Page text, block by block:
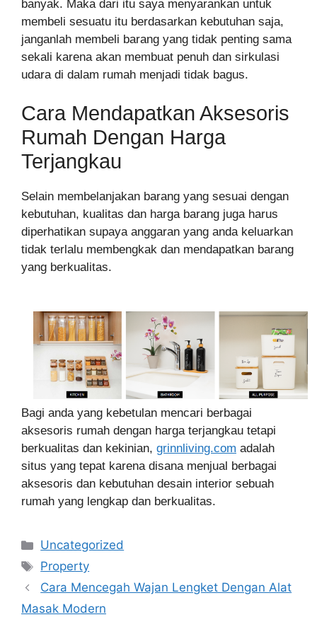
banyak. Maka dari itu saya menyarankan untuk
membeli sesuatu itu berdasarkan kebutuhan saja,
janganlah membeli barang yang tidak penting sama
sekali karena akan membuat penuh dan sirkulasi
udara di dalam rumah menjadi tidak bagus.
Cara Mendapatkan Aksesoris
Rumah Dengan Harga
Terjangkau
Selain membelanjakan barang yang sesuai dengan
kebutuhan, kualitas dan harga barang juga harus
diperhatikan supaya anggaran yang anda keluarkan
tidak terlalu membengkak dan mendapatkan barang
yang berkualitas.
Bagi anda yang kebetulan mencari berbagai
aksesoris rumah dengan harga terjangkau tetapi
berkualitas dan kekinian, grinnliving.com adalah
situs yang tepat karena disana menjual berbagai
aksesoris dan kebutuhan desain interior sebuah
rumah yang lengkap dan berkualitas.
Categories
Uncategorized
Tags
Property
Cara Mencegah Wajan Lengket Dengan Alat
Masak Modern